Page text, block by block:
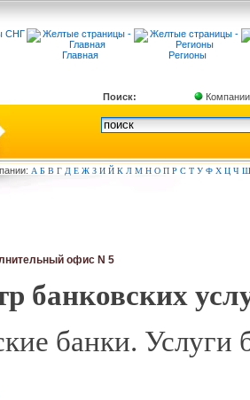
Главная Регионы
Поиск: Компании
нии: А Б В Г Д Е Ж З И Й К Л М Н О П Р С Т У Ф Х Ц Ч Ш
офис N 5
банковских
банки. Услуги